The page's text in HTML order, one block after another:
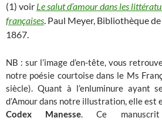
(1) voir Le salut d’amour dans les
françaises. Paul Meyer, Bibliothèque de
1867.
NB : sur l’image d’en-tête, vous
notre poésie courtoise dans le Ms
siècle). Quant à l’enluminure ayant
d’Amour dans notre illustration, elle
Codex Manesse. Ce manuscrit